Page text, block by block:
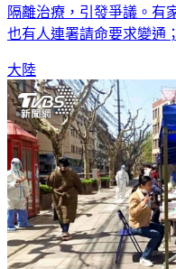
隔離治療，引發爭議。有
也有人連署請命要求變通
大陸